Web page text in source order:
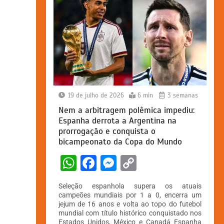
19 de julho de 2026 6 min 3 semanas
Nem a arbitragem polêmica impediu:
Espanha derrota a Argentina na
prorrogação e conquista o
bicampeonato da Copa do Mundo
W
h
at
s
F
c
e
M
e
s
s
p
y
Seleção espanhola supera os atuais
campeões mundiais por 1 a 0, encerra um
jejum de 16 anos e volta ao topo do futebol
mundial com título histórico conquistado nos
Estados Unidos, México e Canadá Espanha